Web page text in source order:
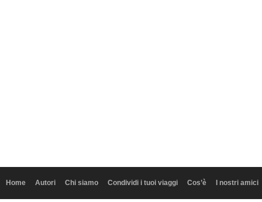
Home Autori Chi siamo Condividi i tuoi viaggi Cos’è I nostri amici